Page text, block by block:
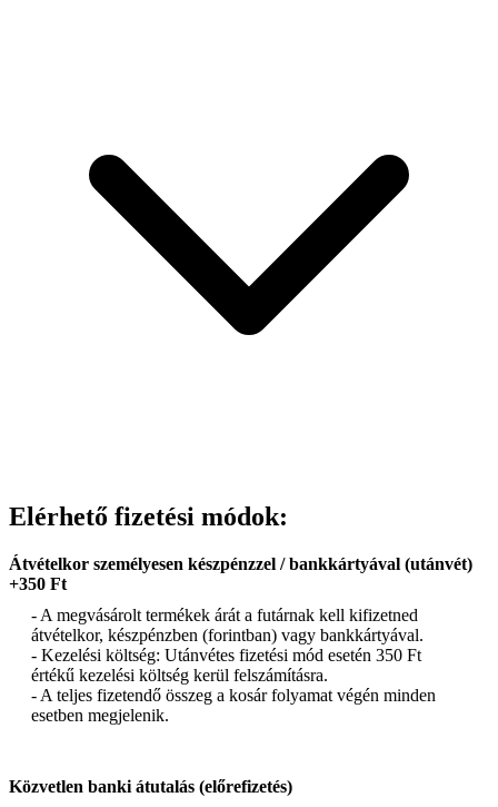
Elérhető fizetési módok:
Átvételkor személyesen készpénzzel / bankkártyával (utánvét)
+350 Ft
- A megvásárolt termékek árát a futárnak kell kifizetned
átvételkor, készpénzben (forintban) vagy bankkártyával.
- Kezelési költség: Utánvétes fizetési mód esetén 350 Ft
értékű kezelési költség kerül felszámításra.
- A teljes fizetendő összeg a kosár folyamat végén minden
esetben megjelenik.
Közvetlen banki átutalás (előrefizetés)